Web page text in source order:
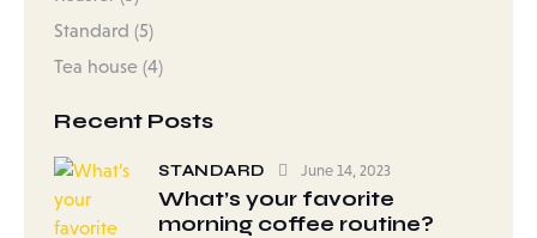
Standard (5)
Tea house (4)
Recent Posts
STANDARD June 14, 2023
What’s your favorite
morning coffee routine?